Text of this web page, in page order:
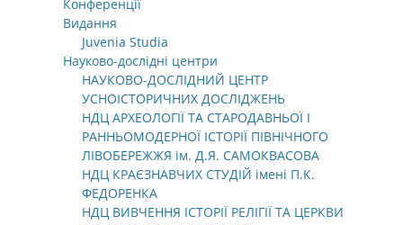
Конференції
Видання
Juvenia Studia
Науково-дослідні центри
НАУКОВО-ДОСЛІДНИЙ ЦЕНТР
УСНОІСТОРИЧНИХ ДОСЛІДЖЕНЬ
НДЦ АРХЕОЛОГІЇ ТА СТАРОДАВНЬОЇ І
РАННЬОМОДЕРНОЇ ІСТОРІЇ ПІВНІЧНОГО
ЛІВОБЕРЕЖЖЯ ім. Д.Я. САМОКВАСОВА
НДЦ КРАЄЗНАВЧИХ СТУДІЙ імені П.К.
ФЕДОРЕНКА
НДЦ ВИВЧЕННЯ ІСТОРІЇ РЕЛІГІЇ ТА ЦЕРКВИ